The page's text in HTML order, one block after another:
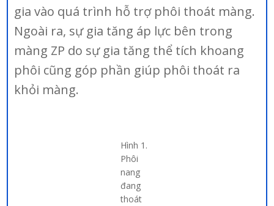
gia vào quá trình hỗ trợ phôi thoát màng.
Ngoài ra, sự gia tăng áp lực bên trong
màng ZP do sự gia tăng thể tích khoang
phôi cũng góp phần giúp phôi thoát ra
khỏi màng.
Hình 1.
Phôi
nang
đang
thoát